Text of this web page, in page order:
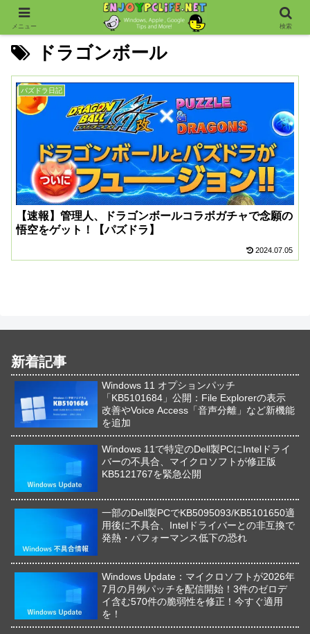
ドラゴンボール
パズドラ日記
【速報】管理人、ドラゴンボールコラボガチャで念願の
悟空をゲット！【パズドラ】
2024.07.05
新着記事
Windows 11 オプションパッチ
「KB5101684」公開：File Explorerの表示
改善やVoice Access「音声分離」など新機能
を追加
Windows 11で特定のDell製PCにIntelドライ
バーの不具合、マイクロソフトが修正版
KB5121767を緊急公開
一部のDell製PCでKB5095093/KB5101650適
用後に不具合、Intelドライバーとの非互換で
発熱・パフォーマンス低下の恐れ
Windows Update：マイクロソフトが2026年
7月の月例パッチを配信開始！3件のゼロデ
イ含む570件の脆弱性を修正！今すぐ適用
を！
メニュー 検索